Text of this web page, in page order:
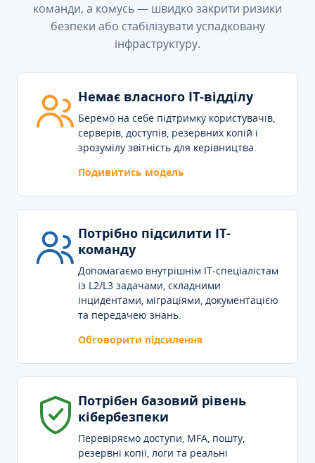
команди, а комусь — швидко закрити ризики
безпеки або стабілізувати успадковану
інфраструктуру.
Немає власного IT-відділу
Беремо на себе підтримку користувачів,
серверів, доступів, резервних копій і
зрозумілу звітність для керівництва.
Подивитись модель
Потрібно підсилити IT-
команду
Допомагаємо внутрішнім IT-спеціалістам
із L2/L3 задачами, складними
інцидентами, міграціями, документацією
та передачею знань.
Обговорити підсилення
Потрібен базовий рівень
кібербезпеки
Перевіряємо доступи, MFA, пошту,
резервні копії, логи та реальні